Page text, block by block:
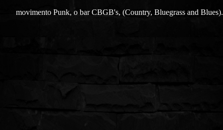
movimento Punk, o bar CBGB's, (Country, Bluegrass and Blues).